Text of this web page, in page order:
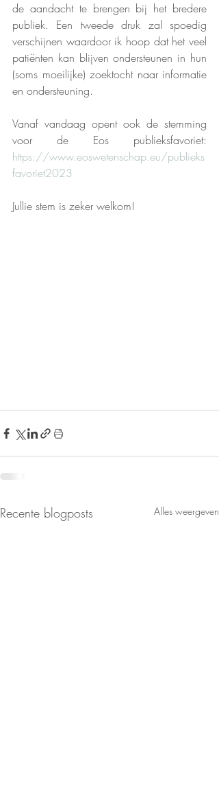
de aandacht te brengen bij het bredere
publiek. Een tweede druk zal spoedig
verschijnen waardoor ik hoop dat het veel
patiënten kan blijven ondersteunen in hun
(soms moeilijke) zoektocht naar informatie
en ondersteuning.
Vanaf vandaag opent ook de stemming
https://www.eoswetenschap.eu/publieks
favoriet2023
Jullie stem is zeker welkom!
Recente blogposts Alles weergeven